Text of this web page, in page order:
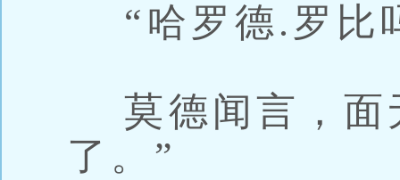
“哈罗德.罗
莫德闻言，面
了。”